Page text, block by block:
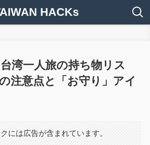
HACKs
台湾一人旅の持ち物リス
注意点と「お守り」アイ
には広告が含まれています。